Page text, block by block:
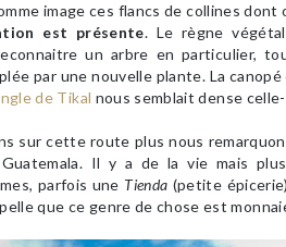
image ces flancs de collines
est présente. Le règne
un arbre en particulier,
par une nouvelle plante. La
de Tikal nous semblait dense
sur cette route plus nous
Il y a de la vie mais
parfois une Tienda (petite
que ce genre de chose est